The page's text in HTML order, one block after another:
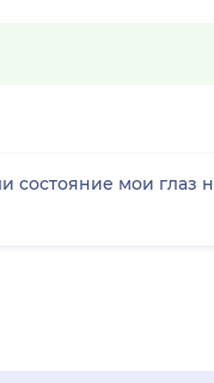
состояние мои глаз